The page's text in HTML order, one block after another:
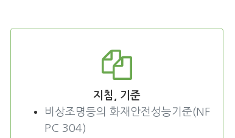
지침, 기준
비상조명등의 화재안전성능기준(NF
PC 304)